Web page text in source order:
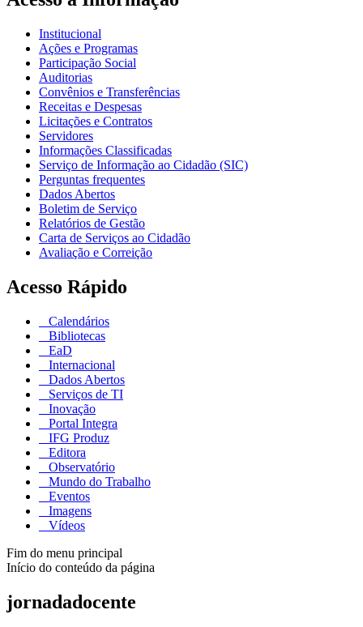
Institucional
Ações e Programas
Participação Social
Auditorias
Convênios e Transferências
Receitas e Despesas
Licitações e Contratos
Servidores
Informações Classificadas
Serviço de Informação ao Cidadão (SIC)
Perguntas frequentes
Dados Abertos
Boletim de Serviço
Relatórios de Gestão
Carta de Serviços ao Cidadão
Avaliação e Correição
Acesso Rápido
Calendários
Bibliotecas
EaD
Internacional
Dados Abertos
Serviços de TI
Inovação
Portal Integra
IFG Produz
Editora
Observatório
Mundo do Trabalho
Eventos
Imagens
Vídeos
Fim do menu principal
Início do conteúdo da página
jornadadocente